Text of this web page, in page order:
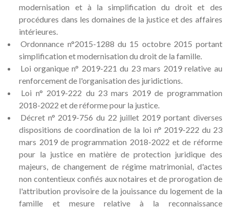
modernisation et à la simplification du droit et des
procédures dans les domaines de la justice et des affaires
intérieures.
Ordonnance n°2015-1288 du 15 octobre 2015 portant
simplification et modernisation du droit de la famille.
Loi organique n° 2019-221 du 23 mars 2019 relative au
renforcement de l'organisation des juridictions.
Loi n° 2019-222 du 23 mars 2019 de programmation
2018-2022 et de réforme pour la justice.
Décret n° 2019-756 du 22 juillet 2019 portant diverses
dispositions de coordination de la loi n° 2019-222 du 23
mars 2019 de programmation 2018-2022 et de réforme
pour la justice en matière de protection juridique des
majeurs, de changement de régime matrimonial, d'actes
non contentieux confiés aux notaires et de prorogation de
l'attribution provisoire de la jouissance du logement de la
famille et mesure relative à la reconnaissance